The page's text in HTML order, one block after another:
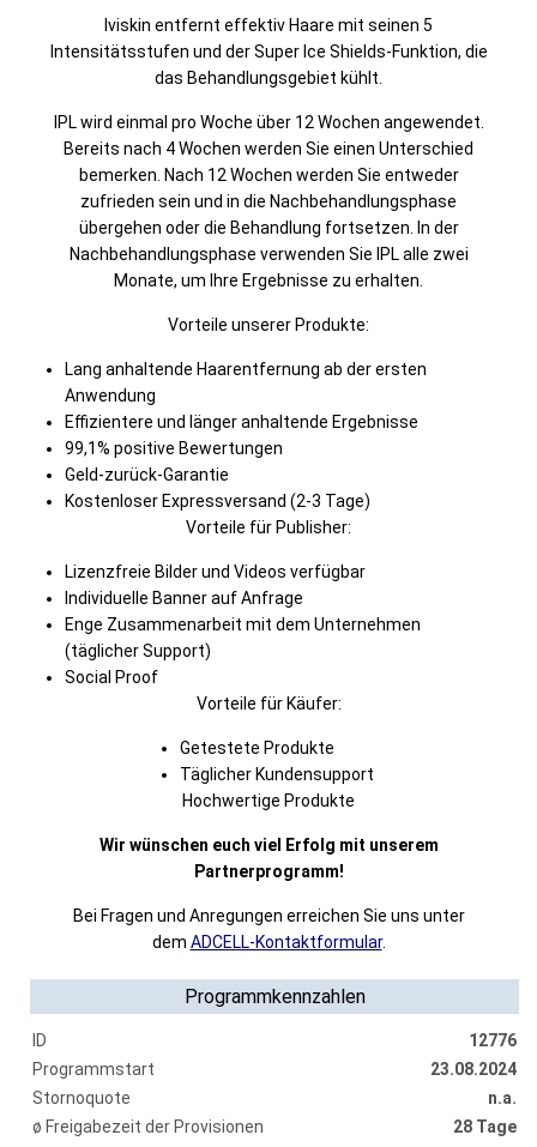
Iviskin entfernt effektiv Haare mit seinen 5
Intensitätsstufen und der Super Ice Shields-Funktion, die
das Behandlungsgebiet kühlt.
IPL wird einmal pro Woche über 12 Wochen angewendet.
Bereits nach 4 Wochen werden Sie einen Unterschied
bemerken. Nach 12 Wochen werden Sie entweder
zufrieden sein und in die Nachbehandlungsphase
übergehen oder die Behandlung fortsetzen. In der
Nachbehandlungsphase verwenden Sie IPL alle zwei
Monate, um Ihre Ergebnisse zu erhalten.
Vorteile unserer Produkte:
Lang anhaltende Haarentfernung ab der ersten
Anwendung
Effizientere und länger anhaltende Ergebnisse
99,1% positive Bewertungen
Geld-zurück-Garantie
Kostenloser Expressversand (2-3 Tage)
Vorteile für Publisher:
Lizenzfreie Bilder und Videos verfügbar
Individuelle Banner auf Anfrage
Enge Zusammenarbeit mit dem Unternehmen
(täglicher Support)
Social Proof
Vorteile für Käufer:
Getestete Produkte
Täglicher Kundensupport
Hochwertige Produkte
Wir wünschen euch viel Erfolg mit unserem
Partnerprogramm!
Bei Fragen und Anregungen erreichen Sie uns unter
dem ADCELL-Kontaktformular.
Programmkennzahlen
ID
12776
Programmstart
23.08.2024
Stornoquote
n.a.
ø Freigabezeit der Provisionen
28 Tage